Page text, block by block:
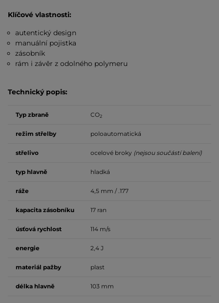
Klíčové vlastnosti:
autentický design
manuální pojistka
zásobník
rám i závěr z odolného polymeru
Technický popis:
Typ zbraně CO2
režim střelby poloautomatická
střelivo ocelové broky (nejsou součástí balení)
typ hlavně hladká
ráže 4,5 mm / .177
kapacita zásobníku 17 ran
úsťová rychlost 114 m/s
energie 2,4 J
materiál pažby plast
délka hlavně 103 mm